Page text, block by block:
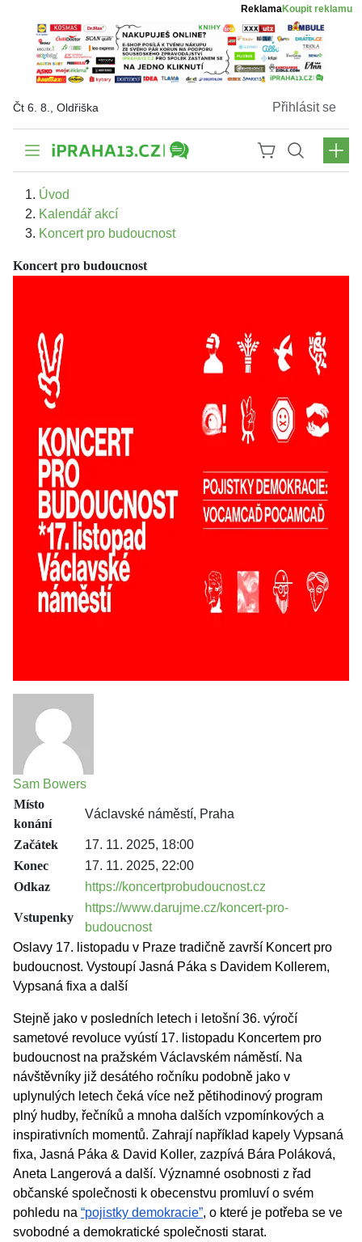
ReklamaKoupit reklamu
Čt 6. 8., Oldřiška Přihlásit se
Úvod
Kalendář akcí
Koncert pro budoucnost
Koncert pro budoucnost
Sam Bowers
Místo
konání
Václavské náměstí, Praha
Začátek
17. 11. 2025, 18:00
Konec
17. 11. 2025, 22:00
Odkaz
https://koncertprobudoucnost.cz
Vstupenky
https://www.darujme.cz/koncert-pro-
budoucnost
Oslavy 17. listopadu v Praze tradičně završí Koncert pro
budoucnost. Vystoupí Jasná Páka s Davidem Kollerem,
Vypsaná fixa a další
Stejně jako v posledních letech i letošní 36. výročí
sametové revoluce vyústí 17. listopadu Koncertem pro
budoucnost na pražském Václavském náměstí. Na
návštěvníky již desátého ročníku podobně jako v
uplynulých letech čeká více než pětihodinový program
plný hudby, řečníků a mnoha dalších vzpomínkových a
inspirativních momentů. Zahrají například kapely Vypsaná
fixa, Jasná Páka & David Koller, zazpívá Bára Poláková,
Aneta Langerová a další. Významné osobnosti z řad
občanské společnosti k obecenstvu promluví o svém
pohledu na “pojistky demokracie”, o které je potřeba se ve
svobodné a demokratické společnosti starat.